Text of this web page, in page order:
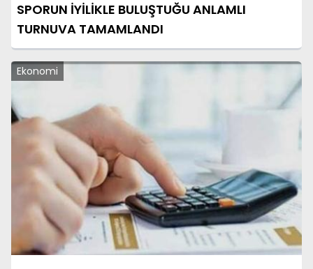
SPORUN İYİLİKLE BULUŞTUĞU ANLAMLI
TURNUVA TAMAMLANDI
Ekonomi